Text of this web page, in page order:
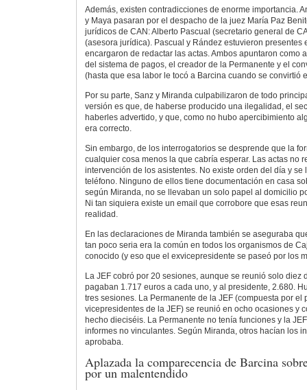
Además, existen contradicciones de enorme importancia.
y Maya pasaran por el despacho de la juez María Paz
jurídicos de CAN: Alberto Pascual (secretario general de
(asesora jurídica). Pascual y Rández estuvieron presentes
encargaron de redactar las actas. Ambos apuntaron como
del sistema de pagos, el creador de la Permanente y el
(hasta que esa labor le tocó a Barcina cuando se convirtió
Por su parte, Sanz y Miranda culpabilizaron de todo
versión es que, de haberse producido una ilegalidad, el
haberles advertido, y que, como no hubo apercibimiento
era correcto.
Sin embargo, de los interrogatorios se desprende que la
cualquier cosa menos la que cabría esperar. Las actas no
intervención de los asistentes. No existe orden del día y se
teléfono. Ninguno de ellos tiene documentación en casa
según Miranda, no se llevaban un solo papel al domicilio
Ni tan siquiera existe un email que corrobore que esas
realidad.
En las declaraciones de Miranda también se aseguraba
tan poco seria era la común en todos los organismos de
conocido (y eso que el exvicepresidente se paseó por los
La JEF cobró por 20 sesiones, aunque se reunió solo diez
pagaban 1.717 euros a cada uno, y al presidente, 2.680.
tres sesiones. La Permanente de la JEF (compuesta por el
vicepresidentes de la JEF) se reunió en ocho ocasiones y
hecho dieciséis. La Permanente no tenía funciones y la
informes no vinculantes. Según Miranda, otros hacían los
aprobaba.
Aplazada la comparecencia de Barcina
por un malentendido